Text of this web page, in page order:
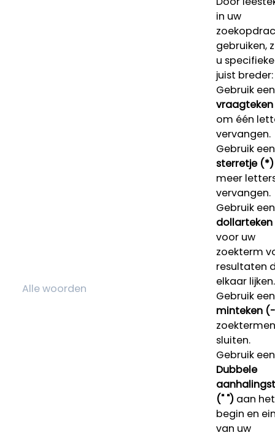
in uw
gebruiken,
u
juist breder:
Gebruik een
om één
vervangen.
Gebruik een
sterretje (*)
meer
vervangen.
Gebruik een
voor uw
zoekterm
resultaten
elkaar lijken.
Gebruik een
minteken
sluiten.
Gebruik een
Dubbele
(" ")aan het
begin en
van uw